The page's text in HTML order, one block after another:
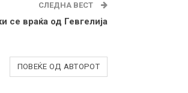
СЛЕДНА ВЕСТ
се враќа од Гевгелија
ПОВЕЌЕ ОД АВТОРОТ